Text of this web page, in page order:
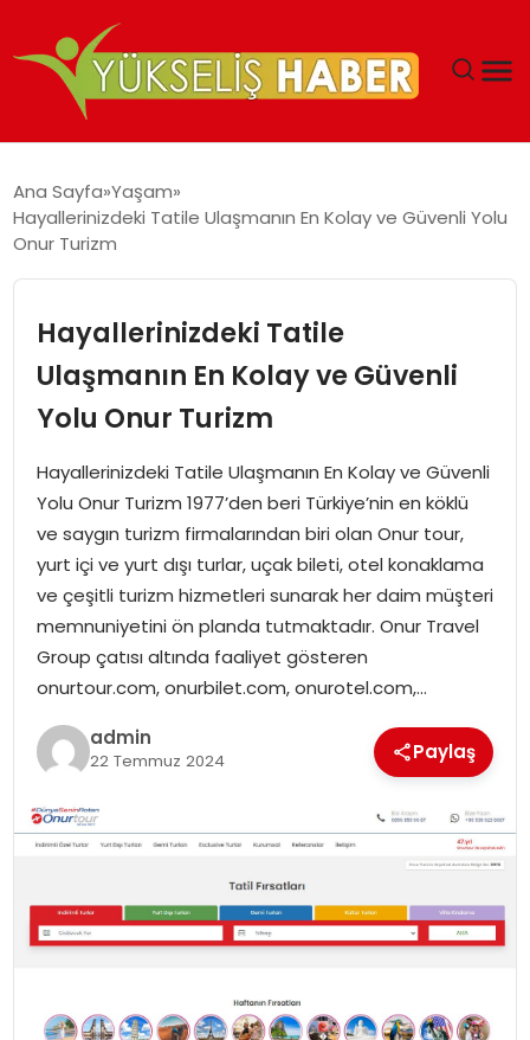
MALIYETLERINI AZALTIYOR’
Ana Sayfa Yaşam
Hayallerinizdeki Tatile Ulaşmanın En Kolay ve Güvenli Yolu
Onur Turizm
Hayallerinizdeki Tatile
Ulaşmanın En Kolay ve Güvenli
Yolu Onur Turizm
Hayallerinizdeki Tatile Ulaşmanın En Kolay ve Güvenli
Yolu Onur Turizm 1977’den beri Türkiye’nin en köklü
ve saygın turizm firmalarından biri olan Onur tour,
yurt içi ve yurt dışı turlar, uçak bileti, otel konaklama
ve çeşitli turizm hizmetleri sunarak her daim müşteri
memnuniyetini ön planda tutmaktadır. Onur Travel
Group çatısı altında faaliyet gösteren
onurtour.com, onurbilet.com, onurotel.com,…
admin
22 Temmuz 2024 Paylaş